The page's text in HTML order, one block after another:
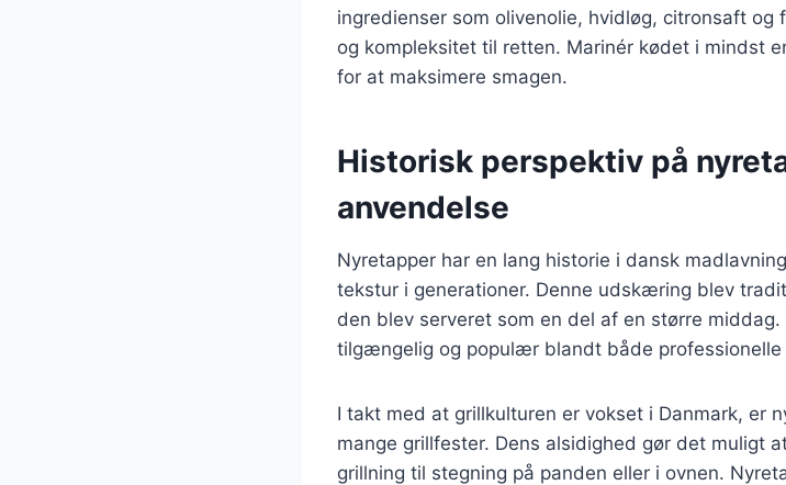
ingredienser som olivenolie, hvidløg, citronsaft
og kompleksitet til retten. Marinér kødet i mindst
for at maksimere smagen.
Historisk perspektiv på
anvendelse
Nyretapper har en lang historie i dansk
tekstur i generationer. Denne udskæring blev
den blev serveret som en del af en større
tilgængelig og populær blandt både professionelle
I takt med at grillkulturen er vokset i Danmark, er
mange grillfester. Dens alsidighed gør det muligt
grillning til stegning på panden eller i ovnen.